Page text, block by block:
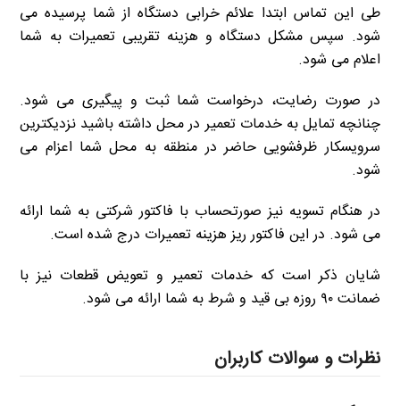
طی این تماس ابتدا علائم خرابی دستگاه از شما پرسیده می
شود. سپس مشکل دستگاه و هزینه تقریبی تعمیرات به شما
اعلام می شود.
در صورت رضایت، درخواست شما ثبت و پیگیری می شود.
چنانچه تمایل به خدمات تعمیر در محل داشته باشید نزدیکترین
سرویسکار ظرفشویی حاضر در منطقه به محل شما اعزام می
شود.
در هنگام تسویه نیز صورتحساب با فاکتور شرکتی به شما ارائه
می شود. در این فاکتور ریز هزینه تعمیرات درج شده است.
شایان ذکر است که خدمات تعمیر و تعویض قطعات نیز با
ضمانت ۹۰ روزه بی قید و شرط به شما ارائه می شود.
نظرات و سوالات کاربران